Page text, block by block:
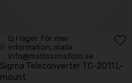
Ej i lager. För mer
information, maila
info@mattssonsfoto.se
Sigma Teleconverter TC-2011 L-
mount